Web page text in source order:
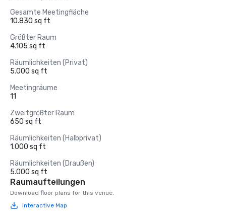
Gesamte Meetingfläche
10.830 sq ft
Größter Raum
4.105 sq ft
Räumlichkeiten (Privat)
5.000 sq ft
Meetingräume
11
Zweitgrößter Raum
650 sq ft
Räumlichkeiten (Halbprivat)
1.000 sq ft
Räumlichkeiten (Draußen)
5.000 sq ft
Raumaufteilungen
Download floor plans for this venue.
Interactive Map